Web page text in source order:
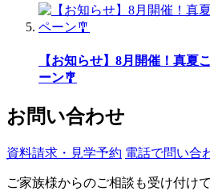
【お知らせ】8月開催！真夏
ーン🎐
お問い合わせ
資料請求・見学予約 電話で問い合
ご家族様からのご相談も受け付け